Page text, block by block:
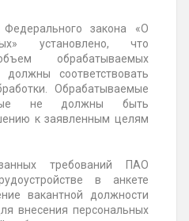
закона «О
установлено, что
обрабатываемых
соответствовать
Обрабатываемые
не должны быть
к заявленным целям
требований ПАО
в анкете
вакантной должности
внесения персональных